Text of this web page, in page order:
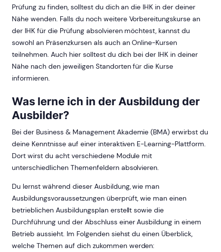
Prüfung zu finden, solltest du dich an die IHK in der deiner
Nähe wenden. Falls du noch weitere Vorbereitungskurse an
der IHK für die Prüfung absolvieren möchtest, kannst du
sowohl an Präsenzkursen als auch an Online-Kursen
teilnehmen. Auch hier solltest du dich bei der IHK in deiner
Nähe nach den jeweiligen Standorten für die Kurse
informieren.
Was lerne ich in der Ausbildung der
Ausbilder?
Bei der Business & Management Akademie (BMA) erwirbst du
deine Kenntnisse auf einer interaktiven E-Learning-Plattform.
Dort wirst du acht verschiedene Module mit
unterschiedlichen Themenfeldern absolvieren.
Du lernst während dieser Ausbildung, wie man
Ausbildungsvoraussetzungen überprüft, wie man einen
betrieblichen Ausbildungsplan erstellt sowie die
Durchführung und der Abschluss einer Ausbildung in einem
Betrieb aussieht. Im Folgenden siehst du einen Überblick,
welche Themen auf dich zukommen werden: